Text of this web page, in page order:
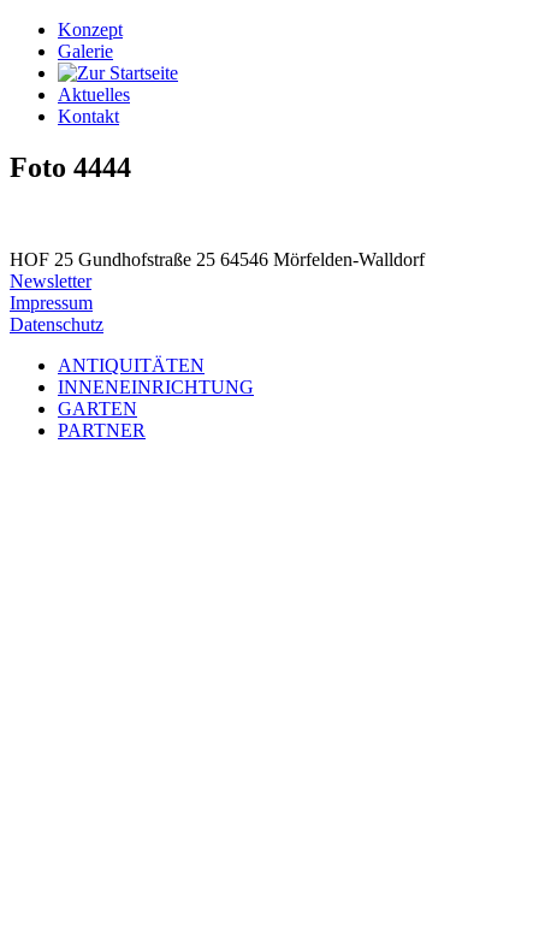
Konzept
Galerie
Aktuelles
Kontakt
Foto 4444
HOF 25 Gundhofstraße 25 64546 Mörfelden-Walldorf
Newsletter
Impressum
Datenschutz
ANTIQUITÄTEN
INNENEINRICHTUNG
GARTEN
PARTNER